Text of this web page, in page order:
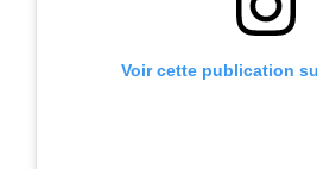
Voir cette publication